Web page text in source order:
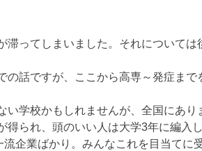
ってしまいました。それについては
話ですが、ここから高専～発症まで
い学校かもしれませんが、全国にあ
得られ、頭のいい人は大学3年に編入
企業ばかり。みんなこれを目当てに